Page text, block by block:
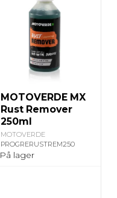
MOTOVERDE MX
Rust Remover
250ml
MOTOVERDE
PROGRERUSTREM250
På lager